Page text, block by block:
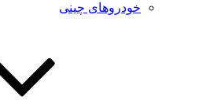
خودروهای چینی